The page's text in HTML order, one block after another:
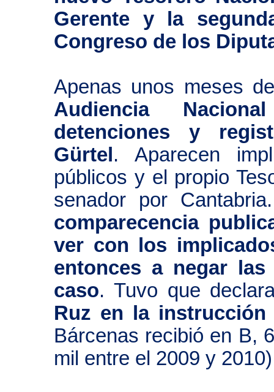
Gerente y la
Congreso de los
Apenas unos meses
Audiencia
detenciones y
Gürtel . Aparecen
públicos y el propio
senador por Cantabria.
comparecencia
ver con los
entonces a negar
caso. Tuvo que
Ruz en la instrucción
Bárcenas recibió en B,
mil entre el 2009 y 2010)